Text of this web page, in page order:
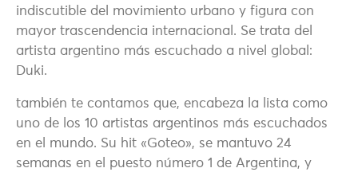
indiscutible del movimiento urbano y figura con
mayor trascendencia internacional. Se trata del
artista argentino más escuchado a nivel global:
Duki.
también te contamos que, encabeza la lista como
uno de los 10 artistas argentinos más escuchados
en el mundo. Su hit «Goteo», se mantuvo 24
semanas en el puesto número 1 de Argentina, y